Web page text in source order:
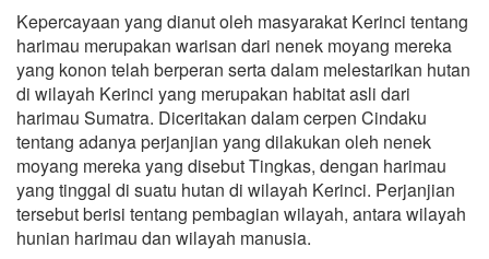
Kepercayaan yang dianut oleh masyarakat Kerinci tentang
harimau merupakan warisan dari nenek moyang mereka
yang konon telah berperan serta dalam melestarikan hutan
di wilayah Kerinci yang merupakan habitat asli dari
harimau Sumatra. Diceritakan dalam cerpen Cindaku
tentang adanya perjanjian yang dilakukan oleh nenek
moyang mereka yang disebut Tingkas, dengan harimau
yang tinggal di suatu hutan di wilayah Kerinci. Perjanjian
tersebut berisi tentang pembagian wilayah, antara wilayah
hunian harimau dan wilayah manusia.